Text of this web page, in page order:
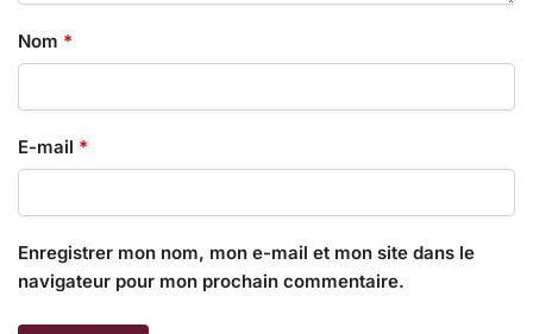
Nom *
E-mail *
Enregistrer mon nom, mon e-mail et mon site dans le
navigateur pour mon prochain commentaire.